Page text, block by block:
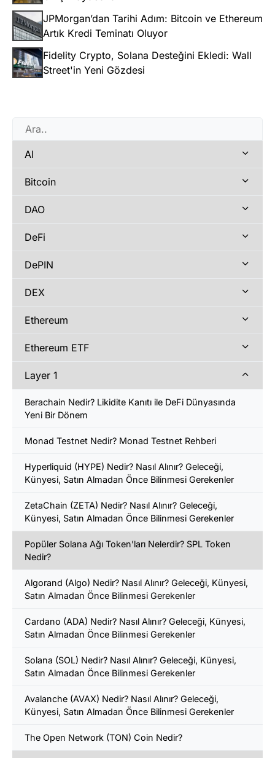
JPMorgan’dan Tarihi Adım: Bitcoin ve Ethereum
Artık Kredi Teminatı Oluyor
Fidelity Crypto, Solana Desteğini Ekledi: Wall
Street'in Yeni Gözdesi
AI
Bitcoin
DAO
DeFi
DePIN
DEX
Ethereum
Ethereum ETF
Layer 1
Berachain Nedir? Likidite Kanıtı ile DeFi Dünyasında
Yeni Bir Dönem
Monad Testnet Nedir? Monad Testnet Rehberi
Hyperliquid (HYPE) Nedir? Nasıl Alınır? Geleceği,
Künyesi, Satın Almadan Önce Bilinmesi Gerekenler
ZetaChain (ZETA) Nedir? Nasıl Alınır? Geleceği,
Künyesi, Satın Almadan Önce Bilinmesi Gerekenler
Popüler Solana Ağı Token’ları Nelerdir? SPL Token
Nedir?
Algorand (Algo) Nedir? Nasıl Alınır? Geleceği, Künyesi,
Satın Almadan Önce Bilinmesi Gerekenler
Cardano (ADA) Nedir? Nasıl Alınır? Geleceği, Künyesi,
Satın Almadan Önce Bilinmesi Gerekenler
Solana (SOL) Nedir? Nasıl Alınır? Geleceği, Künyesi,
Satın Almadan Önce Bilinmesi Gerekenler
Avalanche (AVAX) Nedir? Nasıl Alınır? Geleceği,
Künyesi, Satın Almadan Önce Bilinmesi Gerekenler
The Open Network (TON) Coin Nedir?